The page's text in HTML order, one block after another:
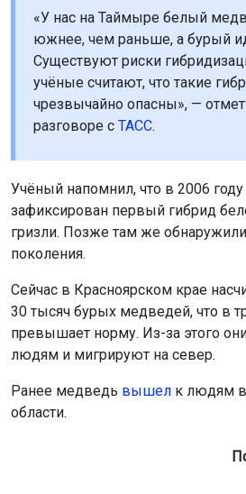
«У нас на Таймыре белый
южнее, чем раньше, а бурый
Существуют риски
учёные считают, что такие
чрезвычайно опасны», —
разговоре с ТАСС.
Учёный напомнил, что в 2006
зафиксирован первый гибрид
гризли. Позже там же
поколения.
Сейчас в Красноярском крае
30 тысяч бурых медведей, что в
превышает норму. Из-за этого
людям и мигрируют на север.
Ранее медведь вышел к людям
области.